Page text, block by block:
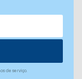
de serviço.